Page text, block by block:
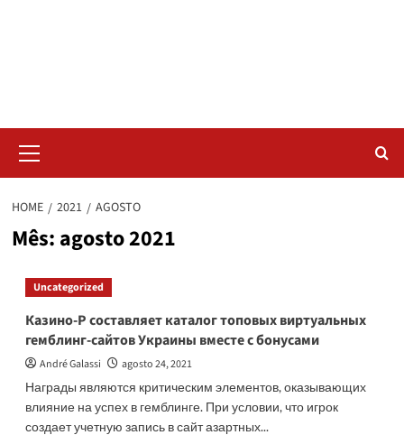
Menu
HOME 2021 AGOSTO
Mês: agosto 2021
Uncategorized
Казино-Р составляет каталог топовых виртуальных
гемблинг-сайтов Украины вместе с бонусами
André Galassi
agosto 24, 2021
Награды являются критическим элементов, оказывающих
влияние на успех в гемблинге. При условии, что игрок
создает учетную запись в сайт азартных...